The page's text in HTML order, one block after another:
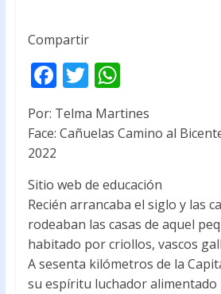
Compartir
F
ac
e
o
o
k
T
w
itt
W
h
at
A
p
p
Por: Telma Martines
Face: Cañuelas Camino al
2022
Sitio web de educación
Recién arrancaba el siglo y las
rodeaban las casas de aquel
habitado por criollos, vascos
A sesenta kilómetros de la
su espíritu luchador